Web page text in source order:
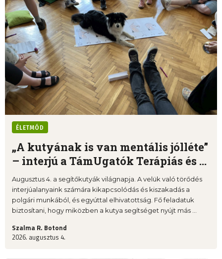
ÉLETMÓD
„A kutyának is van mentális jólléte”
– interjú a TámUgatók Terápiás és ...
Augusztus 4. a segítőkutyák világnapja. A velük való törődés
interjúalanyaink számára kikapcsolódás és kiszakadás a
polgári munkából, és egyúttal elhivatottság. Fő feladatuk
biztosítani, hogy miközben a kutya segítséget nyújt más ...
Szalma R. Botond
2026. augusztus 4.